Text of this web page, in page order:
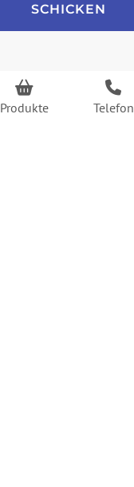
SCHICKEN
Produkte Telefon